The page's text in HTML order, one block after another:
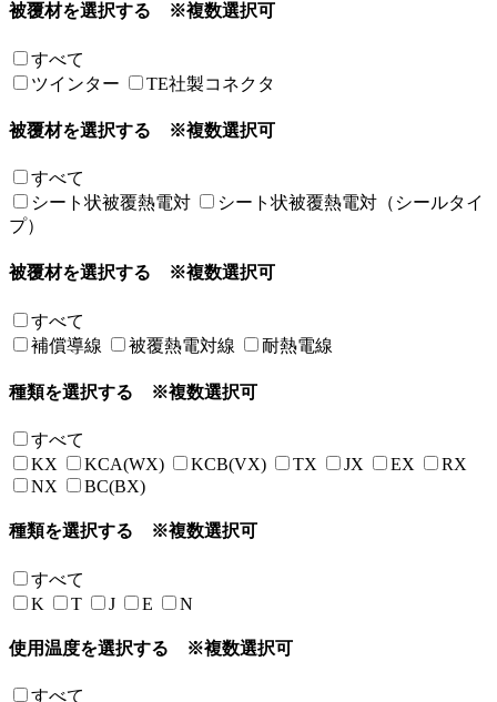
被覆材を選択する ※複数選択可
すべて
ツインター
TE社製コネクタ
被覆材を選択する ※複数選択可
すべて
シート状被覆熱電対
シート状被覆熱電対（シールタイ
プ）
被覆材を選択する ※複数選択可
すべて
補償導線
被覆熱電対線 耐熱電線
種類を選択する ※複数選択可
すべて
KX
KCA(WX) KCB(VX) TX JX EX
RX
NX
BC(BX)
種類を選択する ※複数選択可
すべて
K
T J E N
使用温度を選択する ※複数選択可
すべて